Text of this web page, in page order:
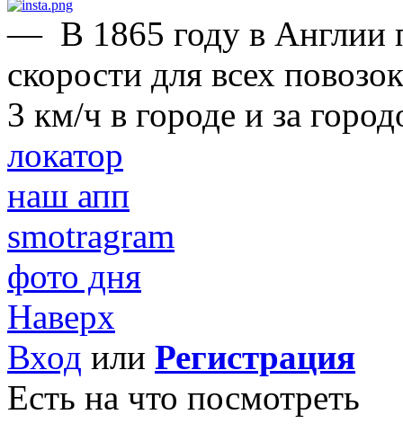
— В 1865 году в Англии
скорости для всех
3 км/ч в городе и за
локатор
наш апп
smotragram
фото дня
Наверх
Вход или Регистрация
Есть на что посмотреть